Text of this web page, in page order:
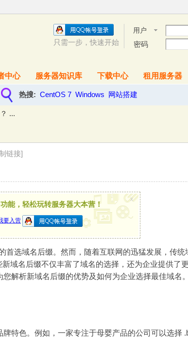
用户
名
密码
只需一步，快速开始
中心 服务器知识库 下载中心 租用服务器
搜
索
热搜: CentOS 7 Windows 网站搭建
...
链接]
能，轻松玩转服务器大本营！
要入营
x
首选域名后缀。然而，随着互联网的迅猛发展，传
域名后缀不仅丰富了域名的选择，还为企业提供了
解析新域名后缀的优势及如何为企业选择最佳域名。
特色。例如，一家专注于母婴产品的公司可以选择